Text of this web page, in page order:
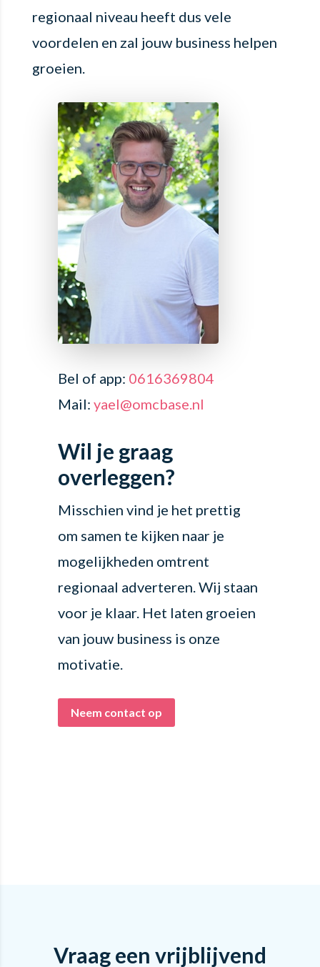
regionaal niveau heeft dus vele
voordelen en zal jouw business helpen
groeien.
Bel of app: 0616369804
Mail: yael@omcbase.nl
Wil je graag
overleggen?
Misschien vind je het prettig
om samen te kijken naar je
mogelijkheden omtrent
regionaal adverteren. Wij staan
voor je klaar. Het laten groeien
van jouw business is onze
motivatie.
Neem contact op
Vraag een vrijblijvend